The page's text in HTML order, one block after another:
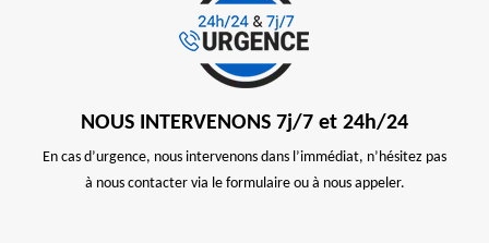
NOUS INTERVENONS 7j/7 et 24h/24
En cas d’urgence, nous intervenons dans l’immédiat, n’hésitez pas
à nous contacter via le formulaire ou à nous appeler.